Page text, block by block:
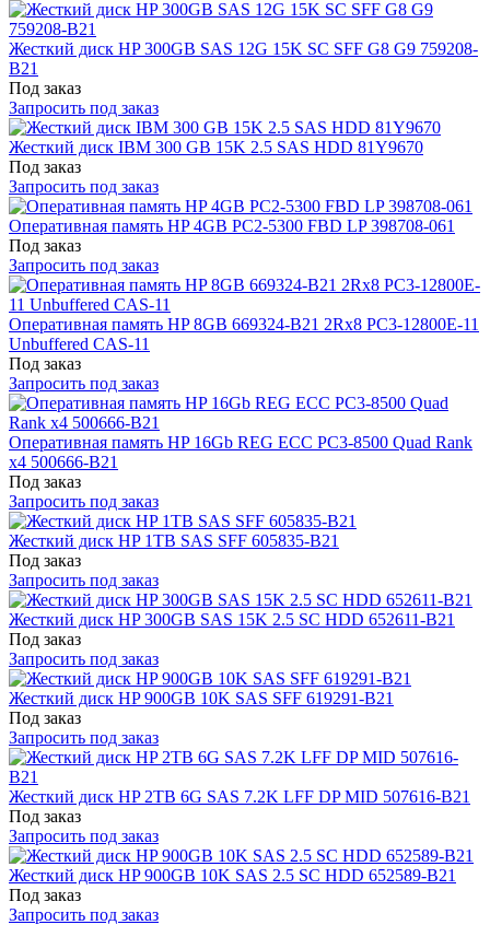
Жесткий диск HP 300GB SAS 12G 15K SC SFF G8 G9 759208-
B21
Под заказ
Запросить под заказ
Жесткий диск IBM 300 GB 15K 2.5 SAS HDD 81Y9670
Под заказ
Запросить под заказ
Оперативная память HP 4GB PC2-5300 FBD LP 398708-061
Под заказ
Запросить под заказ
Оперативная память HP 8GB 669324-B21 2Rx8 PC3-12800E-11
Unbuffered CAS-11
Под заказ
Запросить под заказ
Оперативная память HP 16Gb REG ECC PC3-8500 Quad Rank
x4 500666-B21
Под заказ
Запросить под заказ
Жесткий диск HP 1TB SAS SFF 605835-B21
Под заказ
Запросить под заказ
Жесткий диск HP 300GB SAS 15K 2.5 SC HDD 652611-B21
Под заказ
Запросить под заказ
Жесткий диск HP 900GB 10K SAS SFF 619291-B21
Под заказ
Запросить под заказ
Жесткий диск HP 2TB 6G SAS 7.2K LFF DP MID 507616-B21
Под заказ
Запросить под заказ
Жесткий диск HP 900GB 10K SAS 2.5 SC HDD 652589-B21
Под заказ
Запросить под заказ